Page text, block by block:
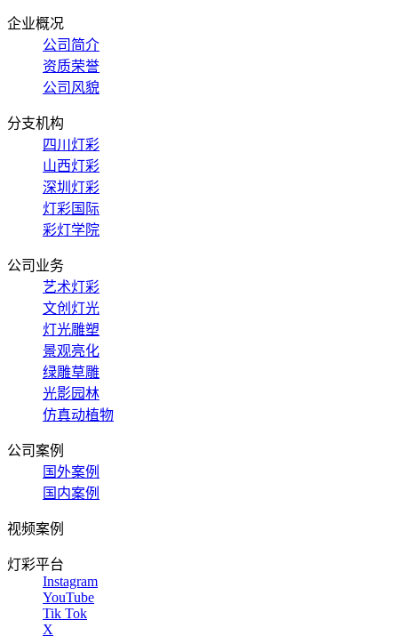
企业概况
公司简介
资质荣誉
公司风貌
分支机构
四川灯彩
山西灯彩
深圳灯彩
灯彩国际
彩灯学院
公司业务
艺术灯彩
文创灯光
灯光雕塑
景观亮化
绿雕草雕
光影园林
仿真动植物
公司案例
国外案例
国内案例
视频案例
灯彩平台
Instagram
YouTube
Tik Tok
X